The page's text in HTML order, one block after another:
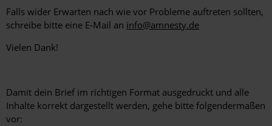
Falls wider Erwarten nach wie vor Probleme auftreten sollten,
schreibe bitte eine E-Mail an info@amnesty.de
Vielen Dank!
Damit dein Brief im richtigen Format ausgedruckt und alle
Inhalte korrekt dargestellt werden, gehe bitte folgendermaßen
vor: